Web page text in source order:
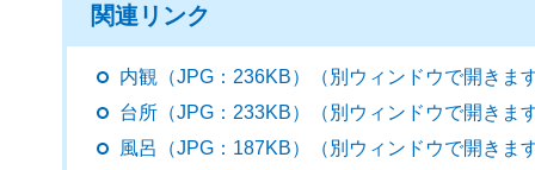
関連リンク
内観（JPG：236KB）（別ウィンドウで開きます
台所（JPG：233KB）（別ウィンドウで開きます
風呂（JPG：187KB）（別ウィンドウで開きます